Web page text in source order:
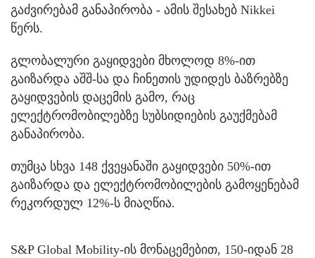
გაძვირებამ განაპირობა - ამის შესახებ Nikkei
წერს.
გლობალური გაყიდვები მხოლოდ 8%-ით
გაიზარდა აშშ-სა და ჩინეთის უდიდეს ბაზრებზე
გაყიდვების დაცემის გამო, რაც
ელექტრომობილებზე სუბსიდიების გაუქმებამ
განაპირობა.
თუმცა სხვა 148 ქვეყანაში გაყიდვები 50%-ით
გაიზარდა და ელექტრომობილების გამოყენებამ
რეკორდულ 12%-ს მიაღწია.
S&P Global Mobility-ის მონაცემებით, 150-იდან 28